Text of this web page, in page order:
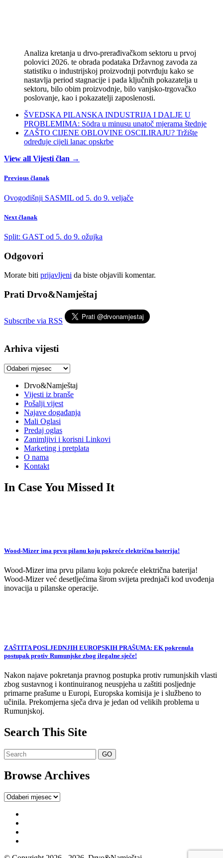
Analiza kretanja u drvo-prerađivačkom sektoru u prvoj
polovici 2026. te obrada podataka Državnog zavoda za
statistiku o industrijskoj proizvodnji potvrđuju kako se
nastavlja period stagnacije i pada ključnih pokazatelja u
sektoru, bilo obim proizvodnje, bilo vanjsko-trgovačko
poslovanje, kao i pokazatelji zaposlenosti.
ŠVEDSKA PILANSKA INDUSTRIJA I DALJE U
PROBLEMIMA: Södra u minusu unatoč mjerama štednje
ZAŠTO CIJENE OBLOVINE OSCILIRAJU? Tržište
određuje cijeli lanac opskrbe
View all Vijesti član →
Previous članak
Ovogodišnji SASMIL od 5. do 9. veljače
Next članak
Split: GAST od 5. do 9. ožujka
Odgovori
Morate biti prijavljeni da biste objavili komentar.
Prati Drvo&Namještaj
Subscribe via RSS
Arhiva vijesti
Arhiva
Drvo&Namještaj
Vijesti iz branše
Pošalji vijest
Najave događanja
Mali Oglasi
Predaj oglas
Zanimljivi i korisni Linkovi
Marketing i pretplata
O nama
Kontakt
In Case You Missed It
Wood-Mizer ima prvu pilanu koju pokreće električna baterija!
Wood-Mizer ima prvu pilanu koju pokreće električna baterija!
Wood-Mizer već desetljećima širom svijeta prednjači kod uvođenja
inovacija u pilanske operacije.
ZAŠTITA POSLJEDNJIH EUROPSKIH PRAŠUMA: EK pokrenula
postupak protiv Rumunjske zbog ilegalne sječe!
Nakon najave pokretanja pravnog postupka protiv rumunjskih vlasti
zbog sustavnog i kontinuiranog neuspjeha u zaštiti posljednje
primarne prašume u Europi, Europska komisija je i službeno to
učinila. Prekomjerna sječa drva je jedan od velikih problema u
Rumunjskoj.
Search This Site
Browse Archives
Browse